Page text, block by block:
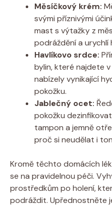
Měsíčkový krém:
svými příznivými
mast s výtažky z
podráždění a urychlí
Havlíkovo srdce:
bylin, které najdete
nabízely vynikající
pokožku.
Jablečný ocet:
pokožku
tampon a jemně
proč si neudělat i
Kromě těchto domácích
se na pravidelnou péči.
prostředkům po holení,
podráždit. Upřednostněte